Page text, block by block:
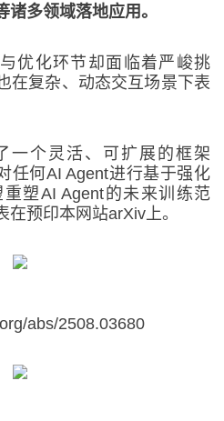
多领域落地应用。
优化环节却面临着严峻挑
在复杂、动态交互场景下表
一个灵活、可扩展的框架
任何AI Agent进行基于强化
塑AI Agent的未来训练范
预印本网站arXiv上。
abs/2508.03680